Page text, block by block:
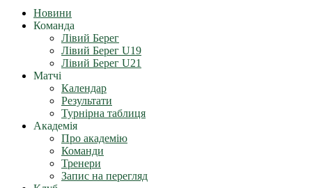
Новини
Команда
Лівий Берег
Лівий Берег U19
Лівий Берег U21
Матчі
Календар
Результати
Турнірна таблиця
Академія
Про академію
Команди
Тренери
Запис на перегляд